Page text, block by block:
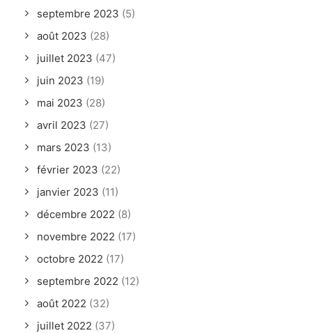
septembre 2023 (5)
août 2023 (28)
juillet 2023 (47)
juin 2023 (19)
mai 2023 (28)
avril 2023 (27)
mars 2023 (13)
février 2023 (22)
janvier 2023 (11)
décembre 2022 (8)
novembre 2022 (17)
octobre 2022 (17)
septembre 2022 (12)
août 2022 (32)
juillet 2022 (37)